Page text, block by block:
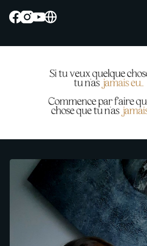
Facebook
Instagram
Youtube
Website